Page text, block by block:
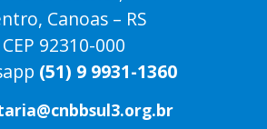
Canoas – RS
CEP 92310-000
(51) 9 9931-1360